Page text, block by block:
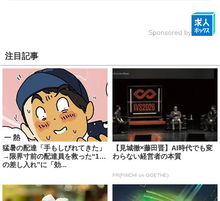
Sponsored by
注目記事
猛暑の配達「手もしびれてきた」
→限界寸前の配達員を救った“1つ
の差し入れ”に「効...
【見城徹×藤田晋】AI時代でも変
わらない経営者の本質
PR(FINCHI on GOETHE)